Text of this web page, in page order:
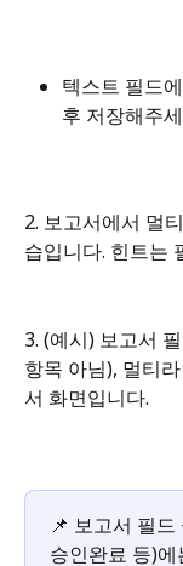
텍스트 필드
후 저장해주
2. 보고서에서 멀
습입니다. 힌트는
3. (예시) 보고서
항목 아님), 멀티
서 화면입니다.
📌 보고서 필
승인완료 등)